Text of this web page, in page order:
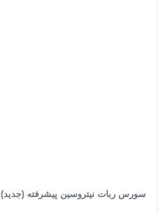
سورس ربات نیتروسین پیشرفته (جدید)